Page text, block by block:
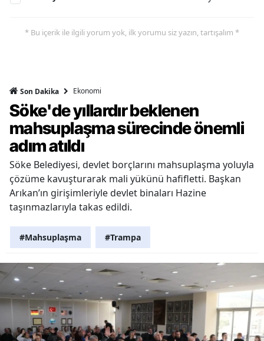
* Bu içerik ile ilgili yorum yok, ilk yorumu siz yazın, tartışalım *
Son Dakika Ekonomi
Söke'de yıllardır beklenen
mahsuplaşma sürecinde önemli
adım atıldı
Söke Belediyesi, devlet borçlarını mahsuplaşma yoluyla
çözüme kavuşturarak mali yükünü hafifletti. Başkan
Arıkan’ın girişimleriyle devlet binaları Hazine
taşınmazlarıyla takas edildi.
#Mahsuplaşma #Trampa